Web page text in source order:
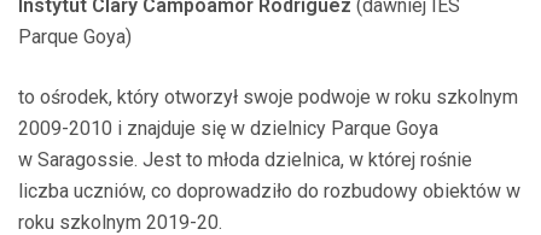
Instytut Clary Campoamor Rodríguez (dawniej IES
Parque Goya)
to ośrodek, który otworzył swoje podwoje w roku szkolnym
2009-2010 i znajduje się w dzielnicy Parque Goya
w Saragossie. Jest to młoda dzielnica, w której rośnie
liczba uczniów, co doprowadziło do rozbudowy obiektów w
roku szkolnym 2019-20.